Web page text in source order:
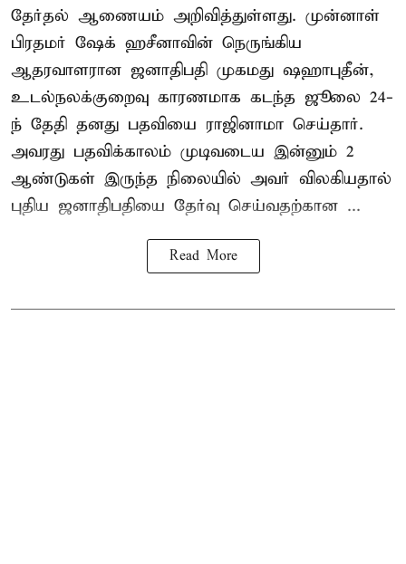
தேர்தல் ஆணையம் அறிவித்துள்ளது. முன்னாள்
பிரதமர் ஷேக் ஹசீனாவின் நெருங்கிய
ஆதரவாளரான ஜனாதிபதி முகமது ஷஹாபுதீன்,
உடல்நலக்குறைவு காரணமாக கடந்த ஜூலை 24-
ந் தேதி தனது பதவியை ராஜினாமா செய்தார்.
அவரது பதவிக்காலம் முடிவடைய இன்னும் 2
ஆண்டுகள் இருந்த நிலையில் அவர் விலகியதால்
புதிய ஜனாதிபதியை தேர்வு செய்வதற்கான ...
Read More